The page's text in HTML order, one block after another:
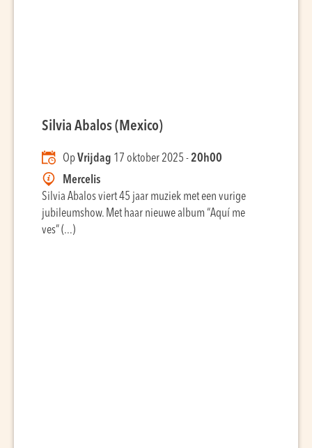
Silvia Abalos (Mexico)
OpVrijdag 17 oktober 2025 -20h00
Mercelis
Silvia Abalos viert 45 jaar muziek met een vurige
jubileumshow. Met haar nieuwe album “Aquí me
ves” (...)